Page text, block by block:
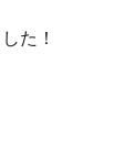
た！